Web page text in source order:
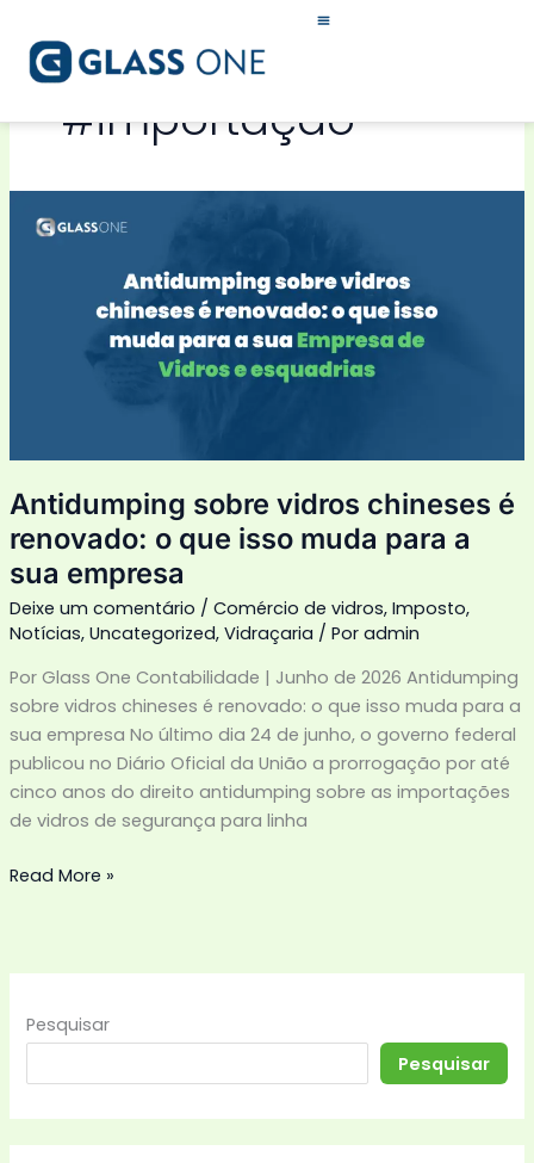
para
#importação
Antidumping sobre vidros chineses é
renovado: o que isso muda para a
sua empresa
Deixe um comentário / Comércio de vidros, Imposto,
Notícias, Uncategorized, Vidraçaria / Por admin
Por Glass One Contabilidade | Junho de 2026 Antidumping
sobre vidros chineses é renovado: o que isso muda para a
sua empresa No último dia 24 de junho, o governo federal
publicou no Diário Oficial da União a prorrogação por até
cinco anos do direito antidumping sobre as importações
de vidros de segurança para linha
sobre
muda
para
a
sua
empresa
Read More »
Pesquisar
Pesquisar